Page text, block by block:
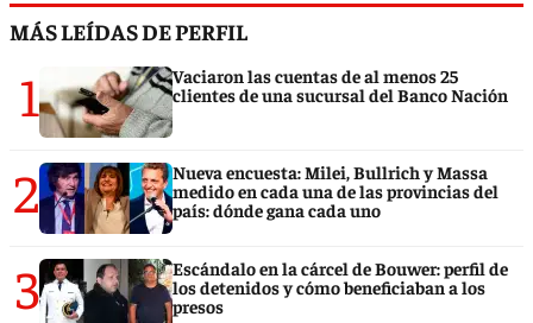
MÁS LEÍDAS DE PERFIL
1
Vaciaron las cuentas de al menos 25
clientes de una sucursal del Banco Nación
2
Nueva encuesta: Milei, Bullrich y Massa
medido en cada una de las provincias del
país: dónde gana cada uno
3
Escándalo en la cárcel de Bouwer: perfil de
los detenidos y cómo beneficiaban a los
presos